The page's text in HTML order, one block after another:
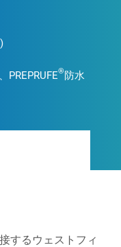
PREPRUFE®防水
するウェストフィ